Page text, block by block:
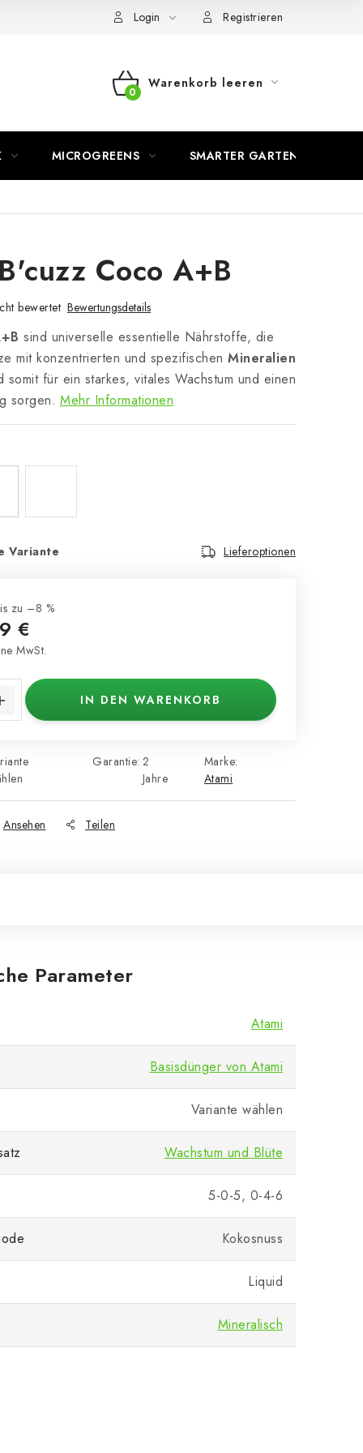
Login Registrieren
WARENKORB
Warenkorb leeren
MICROGREENS SMARTER GARTEN
Coco A+B
bewertet Bewertungsdetails
sind universelle essentielle Nährstoffe, die
mit konzentrierten und spezifischen Mineralien
somit für ein starkes, vitales Wachstum und einen
sorgen. Mehr Informationen
Variante Lieferoptionen
zu –8 %
€
MwSt.
IN DEN WARENKORB
Marke:
Atami
Garantie: 2
Jahre
Ansehen Teilen
Parameter
Atami
Basisdünger von Atami
Variante wählen
Wachstum und Blüte
5-0-5, 0-4-6
Kokosnuss
Liquid
Mineralisch